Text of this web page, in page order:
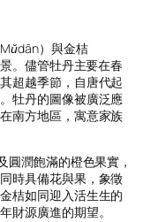
Mǔdān）與金桔
。儘管牡丹主要在春
超越季節，自唐代起
牡丹的圖像被廣泛應
南方地區，寓意家族
圓潤飽滿的橙色果實，
時具備花與果，象徵
桔如同迎入活生生的
財源廣進的期望。